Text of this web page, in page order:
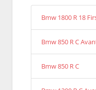
Bmw 1800 R 18
Bmw 850 R C
Bmw 850 R C